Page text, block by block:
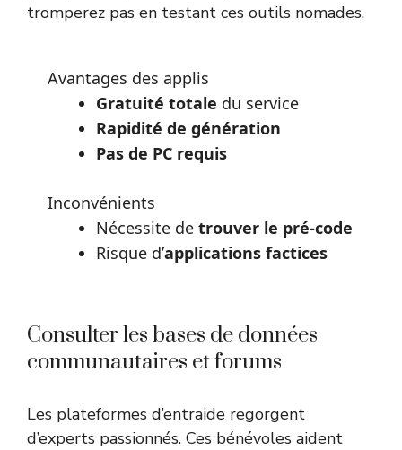
tromperez pas en testant ces outils nomades.
Avantages des applis
Gratuité totale du service
Rapidité de génération
Pas de PC requis
Inconvénients
Nécessite de trouver le pré-code
Risque d’applications factices
Consulter les bases de données
communautaires et forums
Les plateformes d’entraide regorgent
d’experts passionnés. Ces bénévoles aident